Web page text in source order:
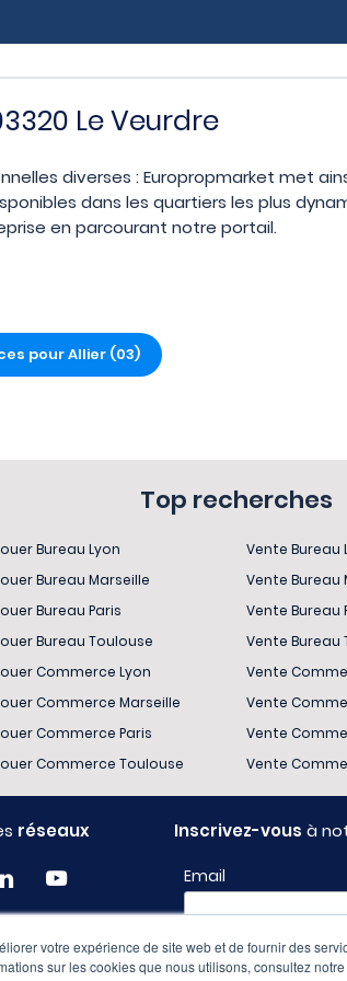
votre expérience de site web et de fournir des
sur les cookies que nous utilisons, consultez
Le Veurdre
diverses : Europropmarket met
dans les quartiers les plus
en parcourant notre portail.
pour Allier (03)
Top recherches
Bureau Lyon
Bureau Marseille
Bureau Paris
Bureau Toulouse
Commerce Lyon
Commerce Marseille
Commerce Paris
Commerce Toulouse
Vente Bureau
Vente Bureau
Vente Bureau
Vente Bureau
Vente
Vente
Vente
Vente
réseaux Inscrivez-vous à
Email
Profil